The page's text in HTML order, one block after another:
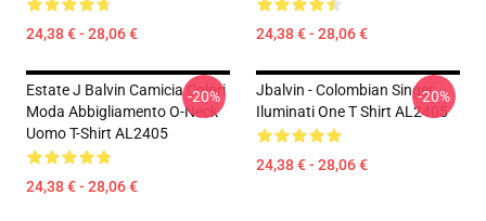
24,38 € - 28,06 € 24,38 € - 28,06 €
Estate J Balvin Camicia Colori
Moda Abbigliamento O-Neck
Uomo T-Shirt AL2405
24,38 € - 28,06 €
-20%
Jbalvin - Colombian Singer
Iluminati One T Shirt AL2405
24,38 € - 28,06 €
-20%